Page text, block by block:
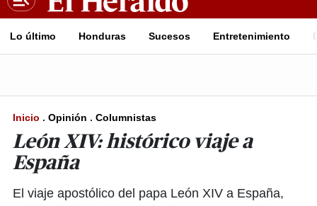
Lo último Honduras Sucesos Entretenimiento
Inicio . Opinión . Columnistas
León XIV: histórico viaje a
España
El viaje apostólico del papa León XIV a España,